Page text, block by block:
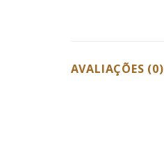
AVALIAÇÕES (0)